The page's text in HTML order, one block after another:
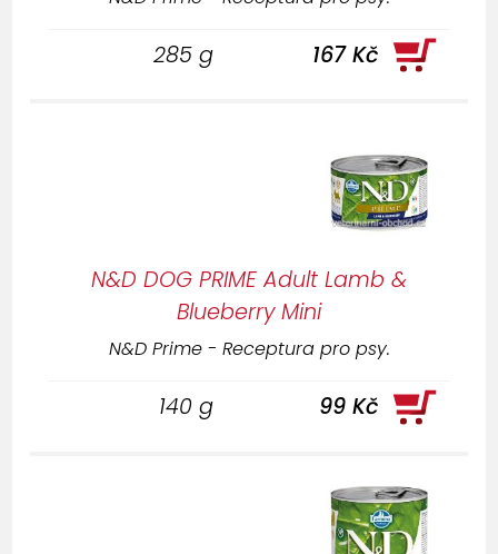
285 g 167 Kč
N&D DOG PRIME Adult Lamb &
Blueberry Mini
N&D Prime - Receptura pro psy.
140 g 99 Kč